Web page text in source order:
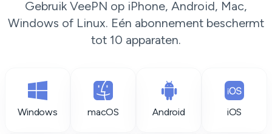
Gebruik VeePN op iPhone, Android, Mac,
Windows of Linux. Eén abonnement beschermt
tot 10 apparaten.
Windows macOS Android iOS